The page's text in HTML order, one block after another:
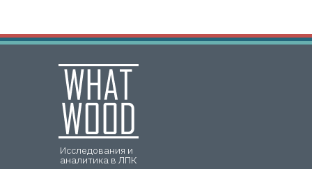
Исследования и
аналитика в ЛПК